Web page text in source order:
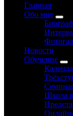
Главная
Обо мне
Новости
Обучение
Школа